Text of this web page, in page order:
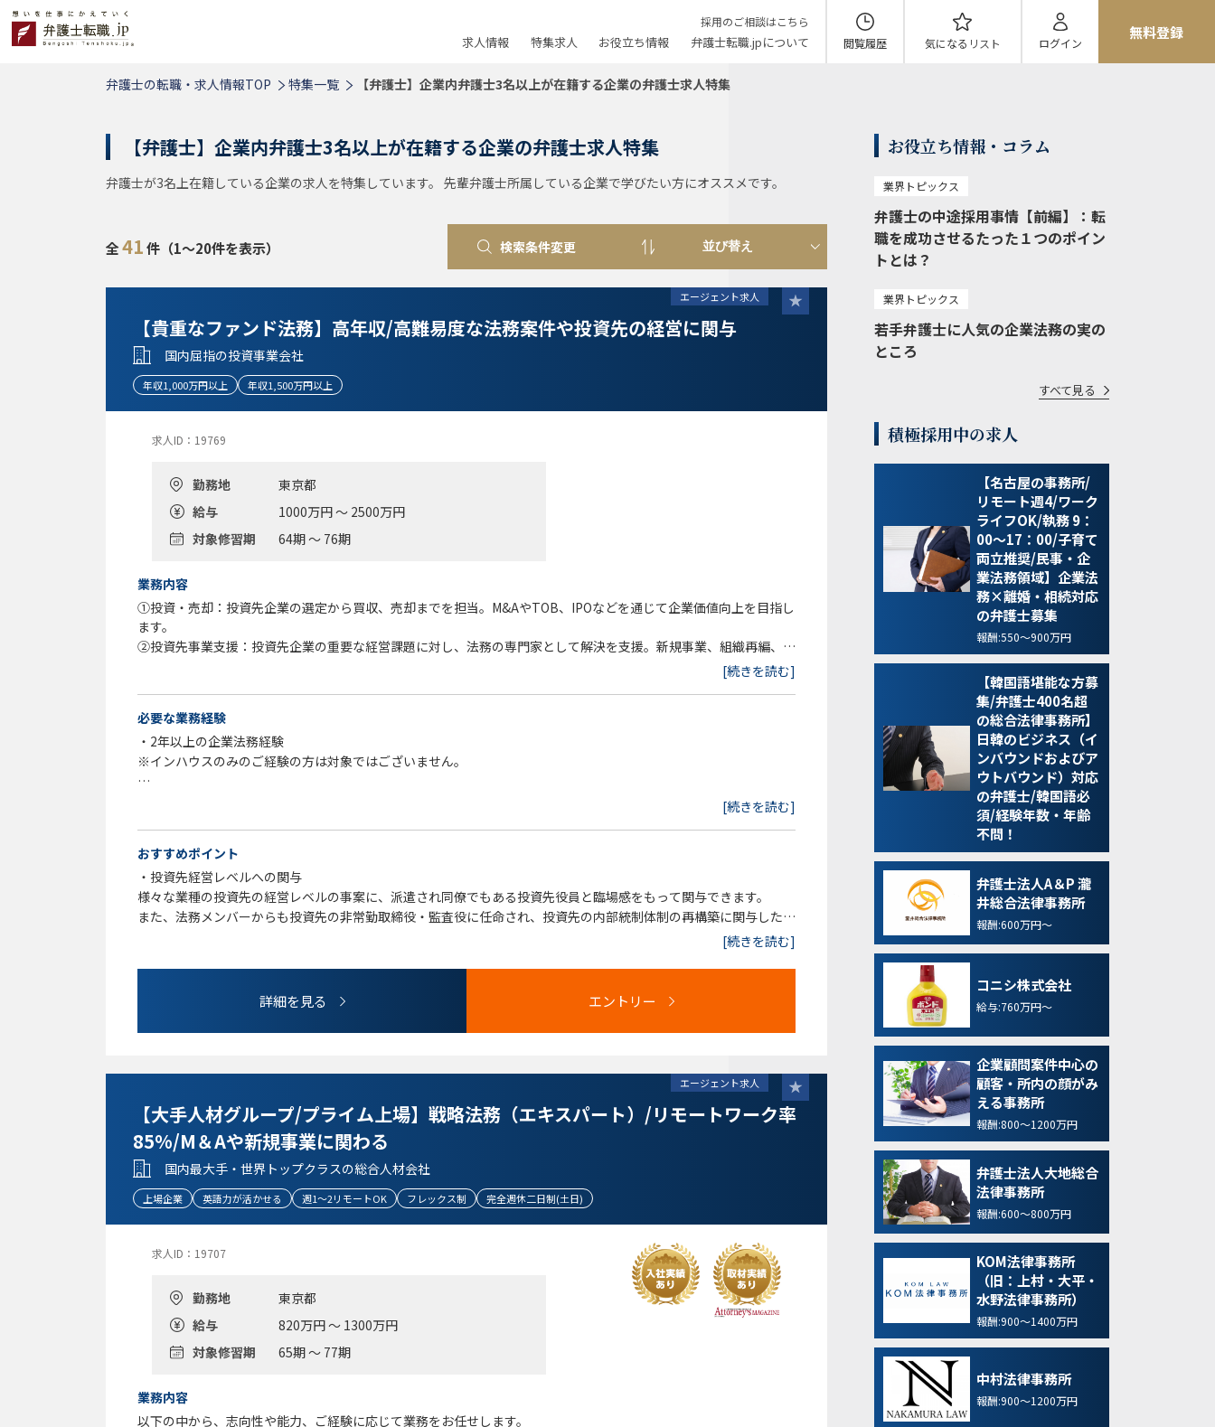
採用のご相談はこちら
求人情報 特集求人 お役立ち情報 弁護士転職.jpについて 閲覧履歴 気になる リスト ログイン
無料登録
弁護士の転職・求人情報TOP 特集一覧 【弁護士】企業内弁護士3名以上が在籍する企業の弁護士求人特集
【弁護士】企業内弁護士3名以上が在籍する企業の弁護士求人特集
弁護士が3名上在籍している企業の求人を特集しています。 先輩弁護士所属している企業で学びたい方にオススメです。
全41件（1～20件を表示） 検索条件変更
エージェント求人
【貴重なファンド法務】高年収/高難易度な法務案件や投資先の経営に関与
国内屈指の投資事業会社
年収1,000万円以上 年収1,500万円以上
求人ID：19769
勤務地
東京都
給与
1000万円 ～ 2500万円
対象修習期
64期 ～ 76期
業務内容
①投資・売却：投資先企業の選定から買収、売却までを担当。M&AやTOB、IPOなどを通じて企業価値向上を目指し
ます。
②投資先事業支援：投資先企業の重要な経営課題に対し、法務の専門家として解決を支援。新規事業、組織再編、紛
提供・コミュニケーションを法務面からサポート
④自社社内法務・コンプライアンス・ESG対応
[続きを読む]
必要な業務経験
・2年以上の企業法務経験
※インハウスのみのご経験の方は対象ではございません。
[続きを読む]
おすすめポイント
・投資先経営レベルへの関与
様々な業種の投資先の経営レベルの事案に、派遣され同僚でもある投資先役員と臨場感をもって関与できます。
また、法務メンバーからも投資先の非常勤取締役・監査役に任命され、投資先の内部統制体制の再構築に関与したり
PEファンド業務全般が、難易度は高い一方で総合的・先進的・変化に富む業務であることに加え、
問題が発生・発覚した場合でも、保有に時限性があり売却時に買手DDや上場審査に晒される状況下で、これに正面
狭義の法務業務だけでなく内部管理も法務所管業務ですが、PEファンドの業務特性上、技術的規制は緩やかかつ金
融庁の日常的監視対象でもない環境下で、
形式重視のコンプライアンス業務に疲弊することなく、真の規律を保つためのガバナンスマインドの社内醸成・維持
に注力した仕事ができます。
・会社組織
ほぼ全ての案件が経営に直結するなかで、上下や部門間の障壁なく必要な議論が誰とでも自由にできる環境です。
・自社の拡大成長への関与
比較的若いファンドで、今も拡大成長を続けています。その成長とともに、投資先の規模・業務内容・体制整備状況
も変わっており、
法務として期待される役割機能も変わりつつあります。法務として自社の今後の成長に関与・貢献することができま
[続きを読む]
詳細を見る エントリー
エージェント求人
【大手人材グループ/プライム上場】戦略法務（エキスパート）/リモートワーク率
85%/M＆Aや新規事業に関わる
国内最大手・世界トップクラスの総合人材会社
上場企業 英語力が活かせる 週1～2リモートOK フレックス制 完全週休二日制(土日)
求人ID：19707
勤務地
東京都
給与
820万円 ～ 1300万円
対象修習期
65期 ～ 77期
業務内容
以下の中から、志向性や能力、ご経験に応じて業務をお任せします。
お役立ち情報・コラム
業界トピックス
弁護士の中途採用事情【前編】：転
職を成功させるたった１つのポイン
トとは？
業界トピックス
若手弁護士に人気の企業法務の実の
ところ
すべて見る
積極採用中の求人
【名古屋の事務所/
リモート週4/ワーク
ライフOK/執務 9：
00～17：00/子育て
両立推奨/民事・企
業法務領域】企業法
務×離婚・相続対応
の弁護士募集
報酬:550～900万円
【韓国語堪能な方募
集/弁護士400名超
の総合法律事務所】
日韓のビジネス（イ
ンバウンドおよびア
ウトバウンド）対応
の弁護士/韓国語必
須/経験年数・年齢
不問！
弁護士法人A＆P 瀧
井総合法律事務所
報酬:600万円～
コニシ株式会社
給与:760万円～
企業顧問案件中心の
顧客・所内の顔がみ
える事務所
報酬:800～1200万円
弁護士法人大地総合
法律事務所
報酬:600～800万円
KOM法律事務所
（旧：上村・大平・
水野法律事務所）
報酬:900～1400万円
中村法律事務所
報酬:900～1200万円